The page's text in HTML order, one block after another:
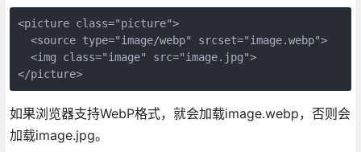
<picture class="picture">
  <source type="image/webp" srcset="image.webp">
  <img class="image" src="image.jpg">
</picture>
如果浏览器支持WebP格式，就会加载image.webp，否则会
加载image.jpg。